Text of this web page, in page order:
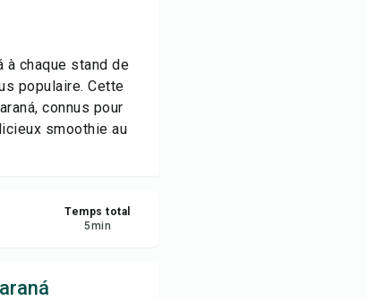
à chaque stand de
populaire. Cette
connus pour
smoothie au
Temps total
5min